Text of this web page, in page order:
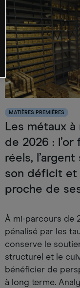
MATIÈRES PREMIÈRES
Les métaux
de 2026 : l’or
réels,
son déficit et
proche de
À mi-parcours de
pénalisé par les
conserve le
structurel et le
bénéficier de
à long terme.